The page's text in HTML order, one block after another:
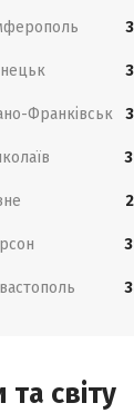
Франківськ
світу